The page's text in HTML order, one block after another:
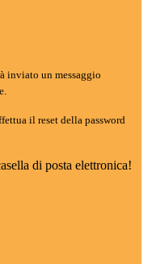
inviato un messaggio
il reset della password
di posta elettronica!